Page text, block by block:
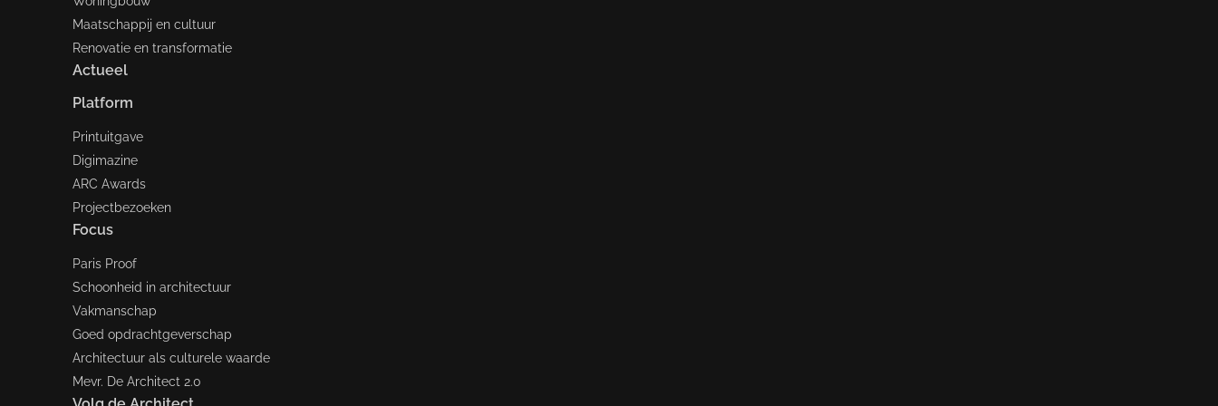
Maatschappij en cultuur
Renovatie en transformatie
Actueel
Platform
Printuitgave
Digimazine
ARC Awards
Projectbezoeken
Focus
Paris Proof
Schoonheid in architectuur
Vakmanschap
Goed opdrachtgeverschap
Architectuur als culturele waarde
Mevr. De Architect 2.0